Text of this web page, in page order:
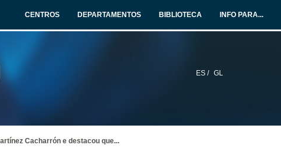
CENTROS DEPARTAMENTOS BIBLIOTECA INFO PARA...
ES / GL
Cacharrón e destacou que...